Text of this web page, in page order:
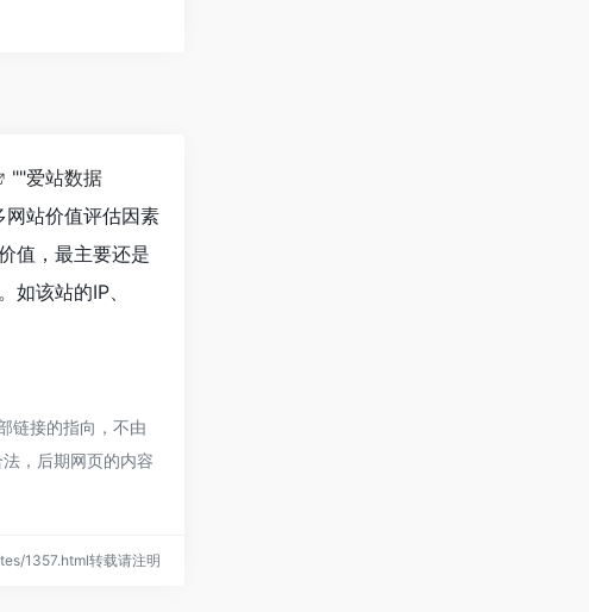
""爱站数据
站价值评估因素
值，最主要还是
该站的IP、
链接的指向，不由
，后期网页的内容
1357.html转载请注明